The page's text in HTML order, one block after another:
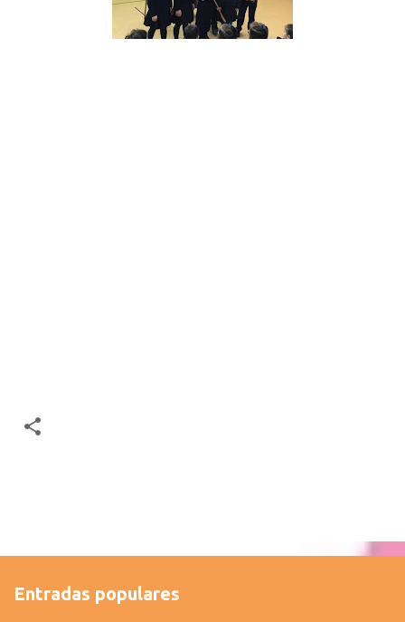
Entradas populares